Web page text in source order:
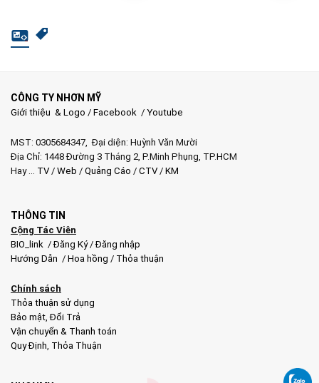
CÔNG TY NHƠN MỸ
Giới thiệu & Logo / Facebook / Youtube
MST: 0305684347, Đại diện: Huỳnh Văn Mười
Địa Chỉ: 1448 Đường 3 Tháng 2, P.Minh Phụng, TP.HCM
Hay …
TV/ Web / Quảng Cáo / CTV/ KM
THÔNG TIN
Cộng Tác Viên
BIO_link /Đăng Ký /Đăng nhập
Hướng Dẫn / Hoa hồng / Thỏa thuận
Chính sách
Thỏa thuận sử dụng
Bảo mật ,Đổi Trả
Vận chuyển & Thanh toán
Quy Định Thỏa Thuận